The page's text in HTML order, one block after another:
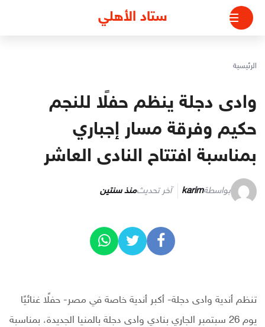
التجاوز
المحتوى
ستاد الأهلي
الرئيسية
وادى دجلة ينظم حفلًا للنجم
حكيم وفرقة مسار إجباري
بمناسبة افتتاح النادى العاشر
بواسطةkarim آخر تحديثمنذ سنتين
تنظم أندية وادى دجلة- أكبر أندية خاصة في مصر- حفلًا غنائيًا
يوم 26 سبتمبر الجاري بنادي وادى دجلة بالمنيا الجديدة، بمناسبة